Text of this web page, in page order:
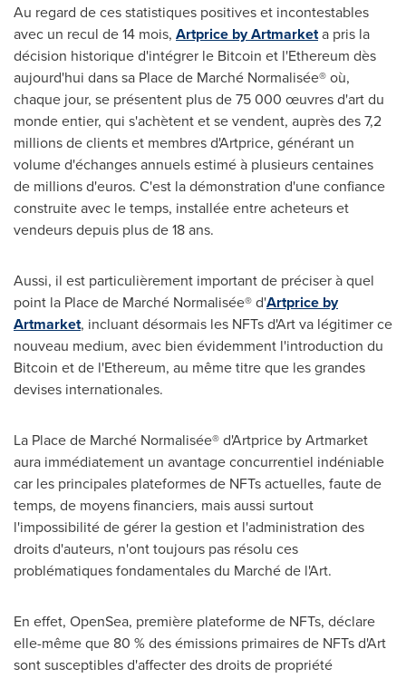
Au regard de ces statistiques positives et incontestables
avec un recul de 14 mois, Artprice by Artmarketa pris la
décision historique d'intégrer le Bitcoin et l'Ethereum dès
aujourd'hui dans sa Place de Marché Normalisée® où,
chaque jour, se présentent plus de 75 000 œuvres d'art du
monde entier, qui s'achètent et se vendent, auprès des 7,2
millions de clients et membres d'Artprice, générant un
volume d'échanges annuels estimé à plusieurs centaines
de millions d'euros. C'est la démonstration d'une confiance
construite avec le temps, installée entre acheteurs et
vendeurs depuis plus de 18 ans.
Aussi, il est particulièrement important de préciser à quel
point la Place de Marché Normalisée® d'Artprice by
Artmarket, incluant désormais les NFTs d'Art va légitimer ce
nouveau medium, avec bien évidemment l'introduction du
Bitcoin et de l'Ethereum, au même titre que les grandes
devises internationales.
La Place de Marché Normalisée® d'Artprice by Artmarket
aura immédiatement un avantage concurrentiel indéniable
car les principales plateformes de NFTs actuelles, faute de
temps, de moyens financiers, mais aussi surtout
l'impossibilité de gérer la gestion et l'administration des
droits d'auteurs, n'ont toujours pas résolu ces
problématiques fondamentales du Marché de l'Art.
En effet, OpenSea, première plateforme de NFTs, déclare
elle-même que 80 % des émissions primaires de NFTs d'Art
sont susceptibles d'affecter des droits de propriété